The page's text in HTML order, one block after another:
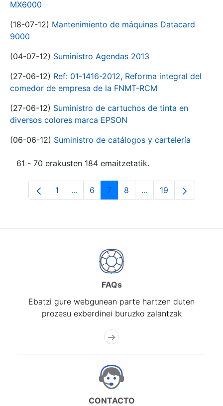
MX6000
(18-07-12) Mantenimiento de máquinas Datacard
9000
(04-07-12) Suministro Agendas 2013
(27-06-12) Ref: 01-1416-2012, Reforma integral del
comedor de empresa de la FNMT-RCM
(27-06-12) Suministro de cartuchos de tinta en
diversos colores marca EPSON
(06-06-12) Suministro de catálogos y cartelería
61 - 70 erakusten 184 emaitzetatik.
Orrialdea
1 ...Intermediate Pages Use TAB to
Orrialdea
6 Orrialdea
7 Orrialdea
8 ...Intermediate Pages
Orrialdea
19
FAQs
Ebatzi gure webgunean parte hartzen duten
prozesu exberdinei buruzko zalantzak
CONTACTO